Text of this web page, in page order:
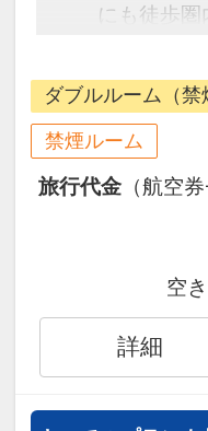
にも徒歩
ションマッ
出、水引の
ストランな
入れた空間
ダブルルーム（禁
禁煙ルーム
旅行代金 （航空
空き
詳細